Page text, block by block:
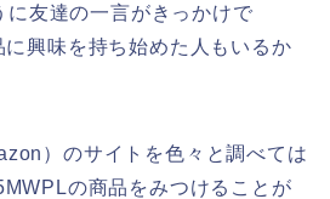
に友達の一言がきっかけで
興味を持ち始めた人もいるか
）のサイトを色々と調べては
の商品をみつけることが